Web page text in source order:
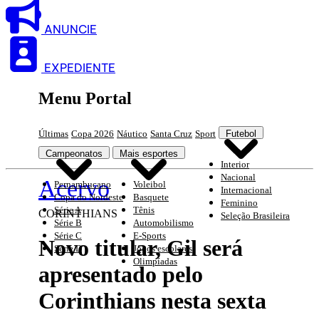
ANUNCIE
EXPEDIENTE
Menu Portal
Últimas Copa 2026 Náutico Santa Cruz Sport Futebol
Interior
Nacional
Internacional
Feminino
Seleção Brasileira
Campeonatos
Pernambucano
Copa do Nordeste
Série A
Série B
Série C
Série D
Mais esportes
Voleibol
Basquete
Tênis
Automobilismo
E-Sports
Jogos escolares
Olimpíadas
Acervo
CORINTHIANS
Novo titular, Gil será
apresentado pelo
Corinthians nesta sexta